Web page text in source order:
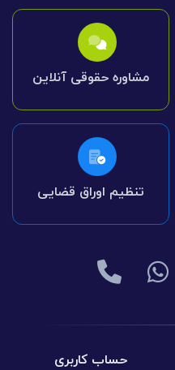
مشاوره حقوقی آنلاین
تنظیم اوراق قضایی
حساب کاربری